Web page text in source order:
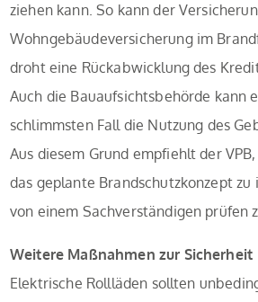
ziehen kann. So kann der
Wohngebäudeversicherung im
droht eine Rückabwicklung des
Auch die Bauaufsichtsbehörde kann
schlimmsten Fall die Nutzung des
Aus diesem Grund empfiehlt der
das geplante Brandschutzkonzept
von einem Sachverständigen prüfen
Weitere Maßnahmen zur Sicherheit
Elektrische Rollläden sollten